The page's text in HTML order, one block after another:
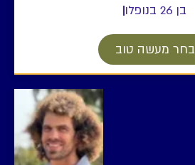
בן 26 בנופלו
בחר מעשה טוב